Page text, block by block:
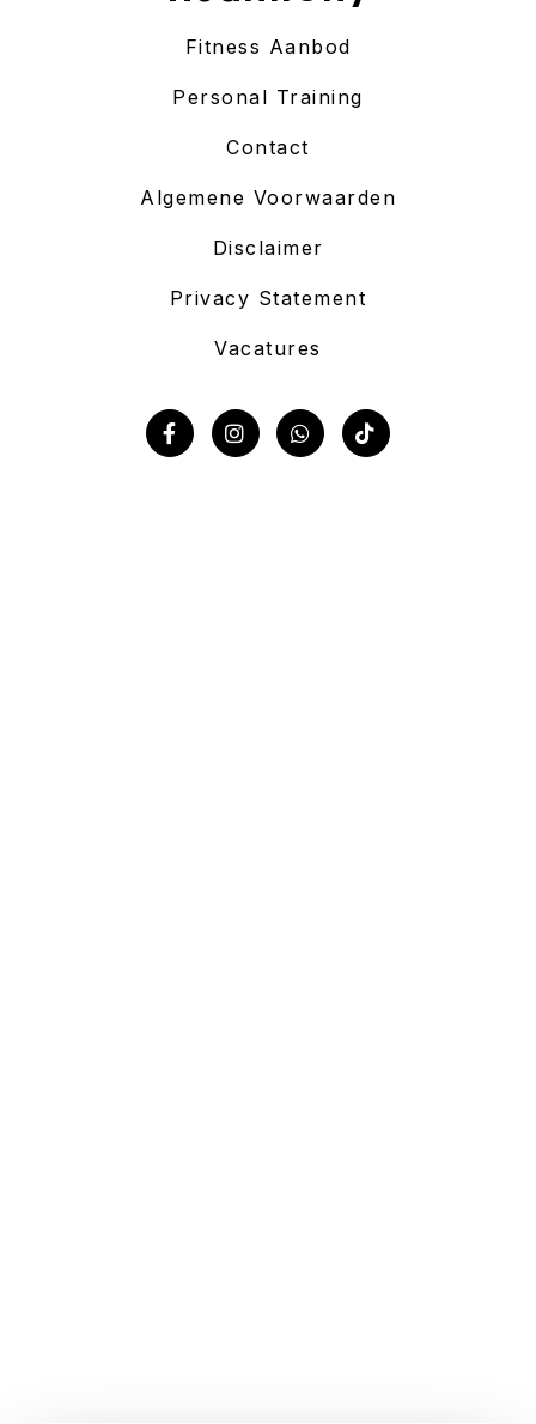
Fitness Aanbod
Personal Training
Contact
Algemene Voorwaarden
Disclaimer
Privacy Statement
Vacatures